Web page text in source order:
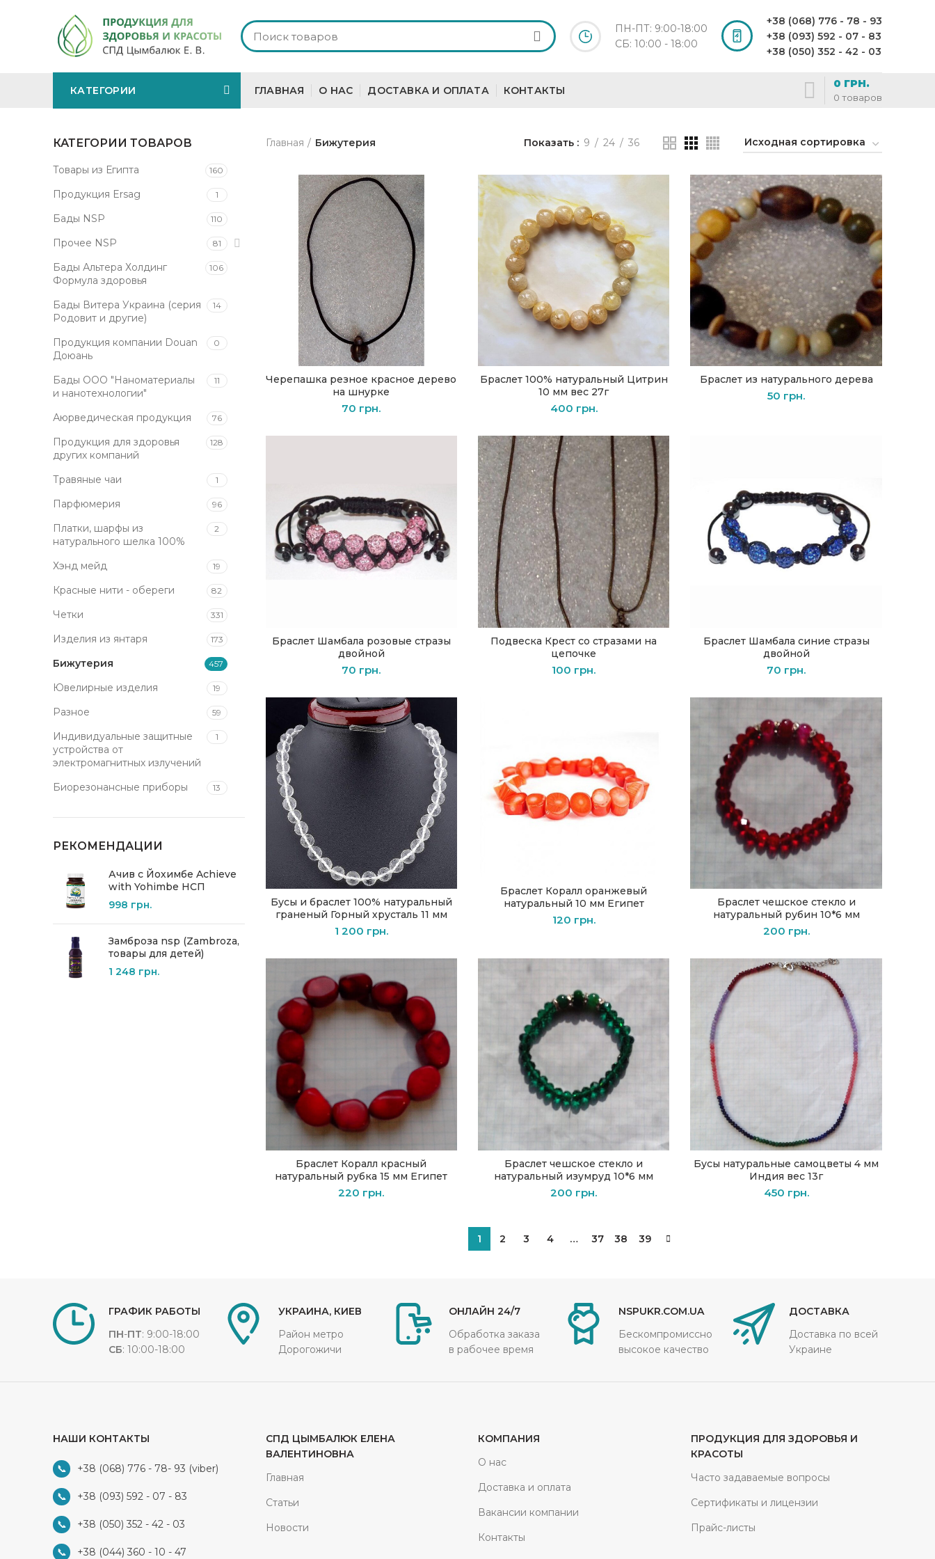
ПН-ПТ: 9:00-18:00
СБ: 10:00 - 18:00
+38 (068) 776 - 78 - 93
+38 (093) 592 - 07 - 83
+38 (050) 352 - 42 - 03
КАТЕГОРИИ ГЛАВНАЯ О НАС ДОСТАВКА И ОПЛАТА КОНТАКТЫ
0 товаров
0 ГРН.
КАТЕГОРИИ ТОВАРОВ
Товары из Египта 160
Продукция Ersag 1
Бады NSP 110
Прочее NSP 81
Бады Альтера Холдинг
Формула здоровья
106
Бады Витера Украина (серия
Родовит и другие)
14
Продукция компании Douan
Доюань
0
Бады ООО "Наноматериалы
и нанотехнологии"
11
Аюрведическая продукция 76
Продукция для здоровья
других компаний
128
Травяные чаи 1
Парфюмерия 96
Платки, шарфы из
натурального шелка 100%
2
Хэнд мейд 19
Красные нити - обереги 82
Четки 331
Изделия из янтаря 173
Бижутерия 457
Ювелирные изделия 19
Разное 59
Индивидуальные защитные
устройства от
электромагнитных излучений
1
Биорезонансные приборы 13
РЕКОМЕНДАЦИИ
Ачив с Йохимбе Achieve
with Yohimbe НСП
998 грн.
Замброза nsp (Zambroza,
товары для детей)
1 248 грн.
Главная Бижутерия Показать 9 24 36
В КОРЗИНУ
Черепашка резное красное дерево
на шнурке
70 грн.
В КОРЗИНУ
Браслет 100% натуральный Цитрин
10 мм вес 27г
400 грн.
В КОРЗИНУ
Браслет из натурального дерева
50 грн.
В КОРЗИНУ
Браслет Шамбала розовые стразы
двойной
70 грн.
В КОРЗИНУ
Подвеска Крест со стразами на
цепочке
100 грн.
В КОРЗИНУ
Браслет Шамбала синие стразы
двойной
70 грн.
В КОРЗИНУ
Бусы и браслет 100% натуральный
граненый Горный хрусталь 11 мм
1 200 грн.
В КОРЗИНУ
Браслет Коралл оранжевый
натуральный 10 мм Египет
120 грн.
В КОРЗИНУ
Браслет чешское стекло и
натуральный рубин 10*6 мм
200 грн.
В КОРЗИНУ
Браслет Коралл красный
натуральный рубка 15 мм Египет
220 грн.
В КОРЗИНУ
Браслет чешское стекло и
натуральный изумруд 10*6 мм
200 грн.
В КОРЗИНУ
Бусы натуральные самоцветы 4 мм
Индия вес 13г
450 грн.
1 2 3 4 … 37 38 39
ГРАФИК РАБОТЫ
ПН-ПТ: 9:00-18:00
СБ: 10:00-18:00
УКРАИНА, КИЕВ
Район метро
Дорогожичи
ОНЛАЙН 24/7
Обработка заказа
в рабочее время
NSPUKR.COM.UA
Бескомпромиссно
высокое качество
ДОСТАВКА
Доставка по всей
Украине
НАШИ КОНТАКТЫ
+38 (068) 776 - 78- 93 (viber)
+38 (093) 592 - 07 - 83
+38 (050) 352 - 42 - 03
+38 (044) 360 - 10 - 47
СПД ЦЫМБАЛЮК ЕЛЕНА
ВАЛЕНТИНОВНА
Главная
Статьи
Новости
КОМПАНИЯ
О нас
Доставка и оплата
Вакансии компании
Контакты
ПРОДУКЦИЯ ДЛЯ ЗДОРОВЬЯ И
КРАСОТЫ
Часто задаваемые вопросы
Сертификаты и лицензии
Прайс-листы